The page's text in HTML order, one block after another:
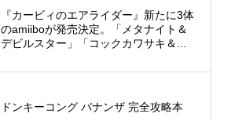
『カービィのエアライダー』新たに3体
のamiiboが発売決定。「メタナイト＆
デビルスター」「コックカワサキ＆...
ドンキーコング バナンザ 完全攻略本